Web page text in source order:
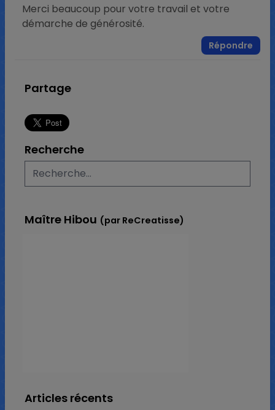
Merci beaucoup pour votre travail et votre
démarche de générosité.
Répondre
Partage
Recherche
Maître Hibou (par ReCreatisse)
Articles récents